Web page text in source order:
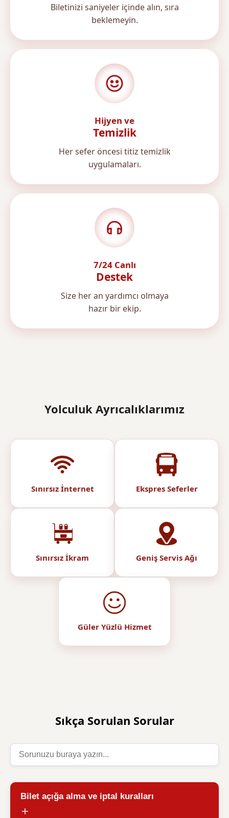
Biletinizi saniyeler içinde alın, sıra
beklemeyin.
Hijyen ve
Temizlik
Her sefer öncesi titiz temizlik
uygulamaları.
7/24 Canlı
Destek
Size her an yardımcı olmaya
hazır bir ekip.
Yolculuk Ayrıcalıklarımız
Sınırsız İnternet Ekspres Seferler
Sınırsız İkram Geniş Servis Ağı
Güler Yüzlü Hizmet
Sıkça Sorulan Sorular
Bilet açığa alma ve iptal kuralları